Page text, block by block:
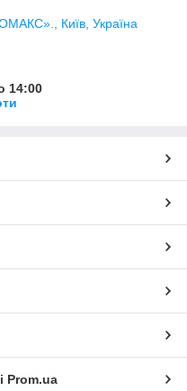
Київ, Україна
14:00
Prom.ua